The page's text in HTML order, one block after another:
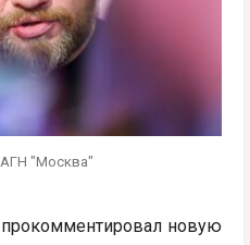
АГН "Москва"
новую